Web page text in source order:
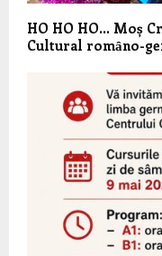
HO HO HO… Moș
Cultural romȃno-